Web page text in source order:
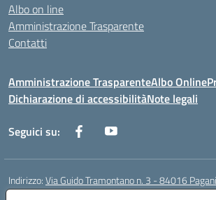
Albo on line
Amministrazione Trasparente
Contatti
Amministrazione TrasparenteAlbo Online
Dichiarazione di accessibilitàNote legali
Seguici su:
Indirizzo:Via Guido Tramontano n. 3 - 84016
Centralino: